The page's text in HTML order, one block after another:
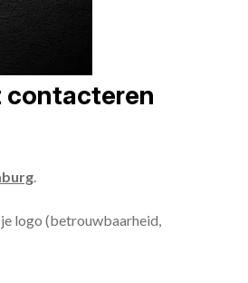
contacteren
.
logo (betrouwbaarheid,